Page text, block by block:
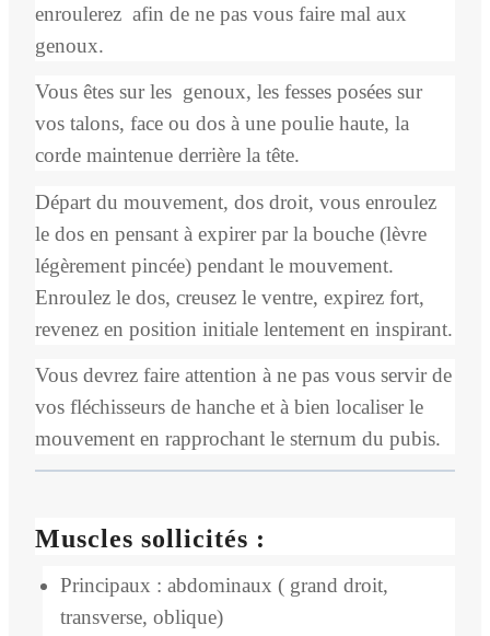
enroulerez afin de ne pas vous faire mal aux
genoux.
Vous êtes sur les genoux, les fesses posées sur
vos talons, face ou dos à une poulie haute, la
corde maintenue derrière la tête.
Départ du mouvement, dos droit, vous enroulez
le dos en pensant à expirer par la bouche (lèvre
légèrement pincée) pendant le mouvement.
Enroulez le dos, creusez le ventre, expirez fort,
revenez en position initiale lentement en inspirant.
Vous devrez faire attention à ne pas vous servir de
vos fléchisseurs de hanche et à bien localiser le
mouvement en rapprochant le sternum du pubis.
Muscles sollicités :
Principaux : abdominaux ( grand droit,
transverse, oblique)